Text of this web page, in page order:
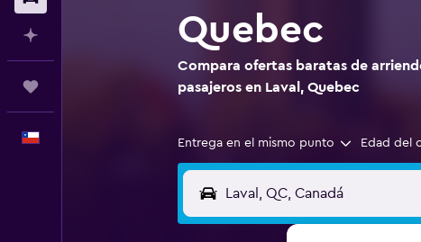
Quebec
Compara ofertas baratas de
pasajeros en Laval, Quebec
Entrega en el mismo punto Edad del